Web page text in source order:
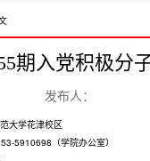
期入党积极分
发布人： 发
大学花津校区
5910698（学院办公室）